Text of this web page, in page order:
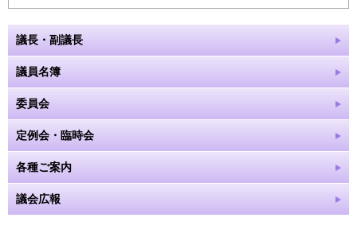
議長・副議長
議員名簿
委員会
定例会・臨時会
各種ご案内
議会広報